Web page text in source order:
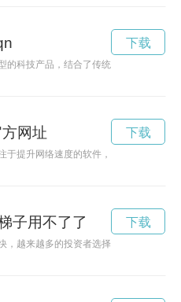
的科技产品，结合了传统文化元素葫芦
下载
网址
于提升网络速度的软件，能够帮助用户
下载
子用不了了
，越来越多的投资者选择海外投资。海
下载